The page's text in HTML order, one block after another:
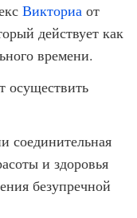
Викториаот
действует как
времени.
осуществить
соединительная
и здоровья
безупречной